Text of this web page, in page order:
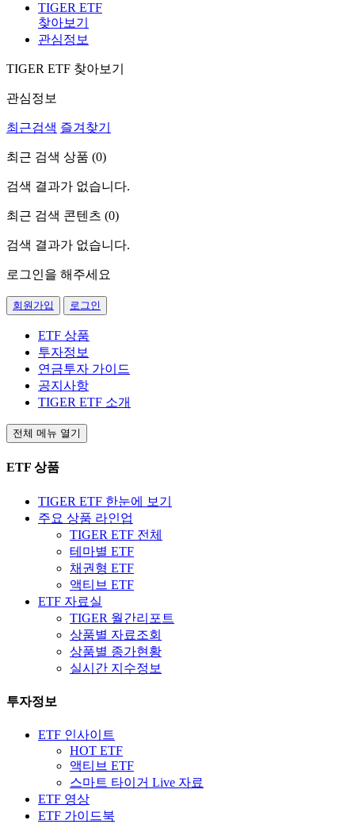
TIGER ETF
찾아보기
관심정보
TIGER ETF 찾아보기
관심정보
최근검색 즐겨찾기
최근 검색 상품 (0)
검색 결과가 없습니다.
최근 검색 콘텐츠 (0)
검색 결과가 없습니다.
로그인을 해주세요
회원가입 로그인
ETF 상품
투자정보
연금투자 가이드
공지사항
TIGER ETF 소개
전체 메뉴 열기
ETF 상품
TIGER ETF 한눈에 보기
주요 상품 라인업
TIGER ETF 전체
테마별 ETF
채권형 ETF
액티브 ETF
ETF 자료실
TIGER 월간리포트
상품별 자료조회
상품별 종가현황
실시간 지수정보
투자정보
ETF 인사이트
HOT ETF
액티브 ETF
스마트 타이거 Live 자료
ETF 영상
ETF 가이드북